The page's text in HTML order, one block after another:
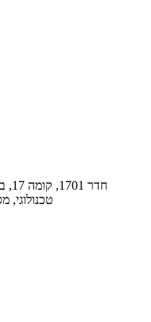
טכנולוגי, מס' 89, דרך הנגבין, באודינג,